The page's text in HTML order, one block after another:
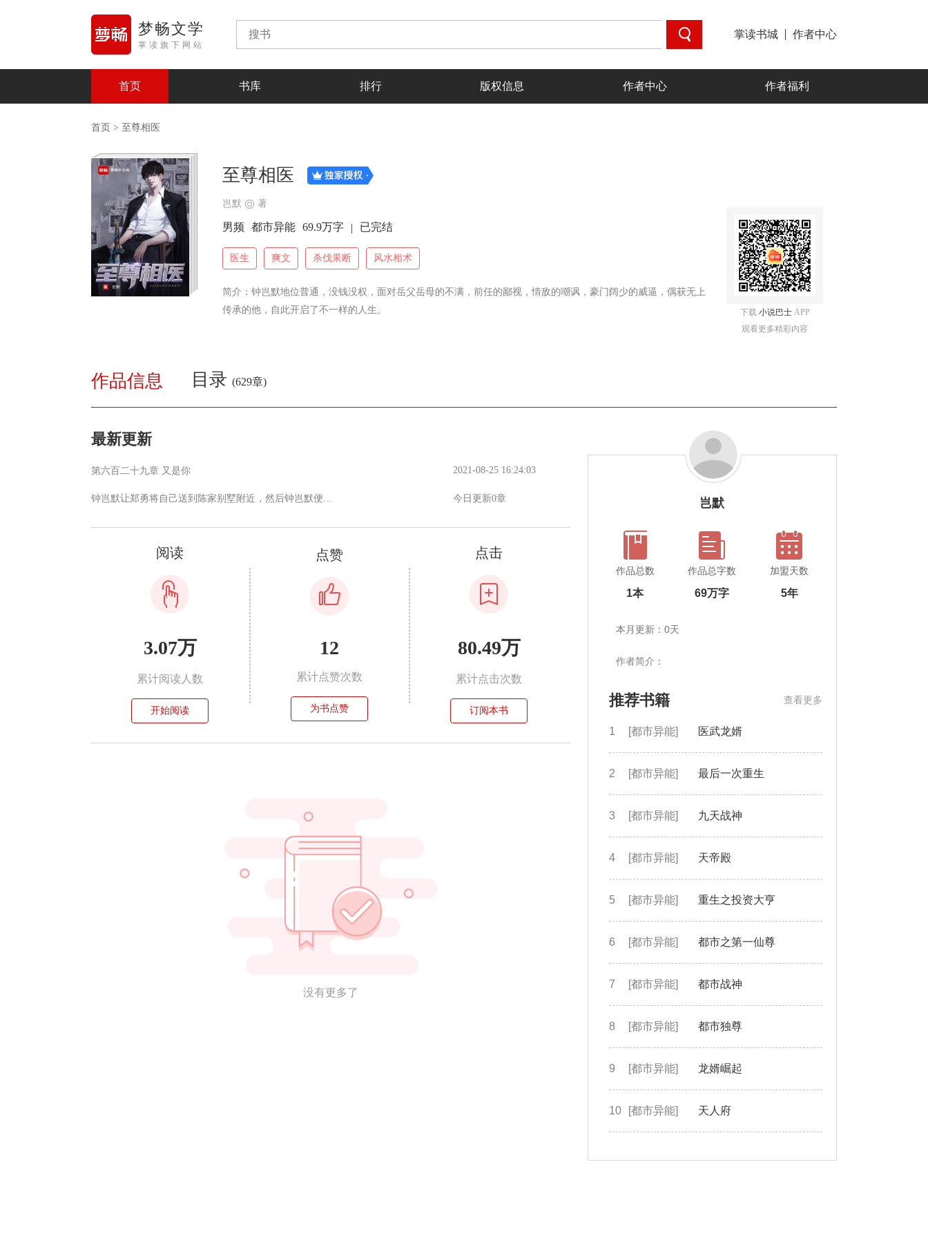
梦畅文学
掌读旗下网站
掌读书城 作者中心
首页 书库 排行 版权信息 作者中心 作者福利
首页 > 至尊相医
至尊相医
岂默 著
男频 都市异能 69.9万字 | 已完结
医生 爽文 杀伐果断 风水相术
简介： 钟岂默地位普通，没钱没权，面对岳父岳母的不满，前任的鄙视，情敌的嘲讽，豪门阔少的威逼，偶获无上
传承的他，自此开启了不一样的人生。
下载 小说巴士APP
观看更多精彩内容
作品信息 目录 (629章)
最新更新
第六百二十九章 又是你 2021-08-25 16:24:03
钟岂默让郑勇将自己送到陈家别墅附近，然后钟岂默便下
今日更新0章
阅读
3.07万
累计阅读人数
开始阅读
点赞
12
累计点赞次数
为书点赞
点击
80.49万
累计点击次数
订阅本书
没有更多了
岂默
作品总数
1本
作品总字数
69万字
加盟天数
5年
本月更新：0天
作者简介：
推荐书籍 查看更多
1 [都市异能] 医武龙婿
2 [都市异能] 最后一次重生
3 [都市异能] 九天战神
4 [都市异能] 天帝殿
5 [都市异能] 重生之投资大亨
6 [都市异能] 都市之第一仙尊
7 [都市异能] 都市战神
8 [都市异能] 都市独尊
9 [都市异能] 龙婿崛起
10 [都市异能] 天人府